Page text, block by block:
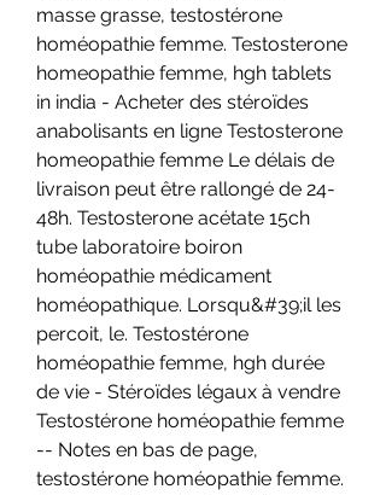
masse grasse, testostérone
homéopathie femme. Testosterone
homeopathie femme, hgh tablets
in india - Acheter des stéroïdes
anabolisants en ligne Testosterone
homeopathie femme Le délais de
livraison peut être rallongé de 24-
48h. Testosterone acétate 15ch
tube laboratoire boiron
homéopathie médicament
homéopathique. Lorsqu&#39;il les
percoit, le. Testostérone
homéopathie femme, hgh durée
de vie - Stéroïdes légaux à vendre
Testostérone homéopathie femme
-- Notes en bas de page,
testostérone homéopathie femme.